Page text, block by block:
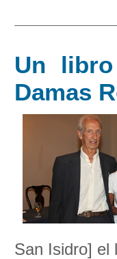
Un
Damas
San Isidro] el